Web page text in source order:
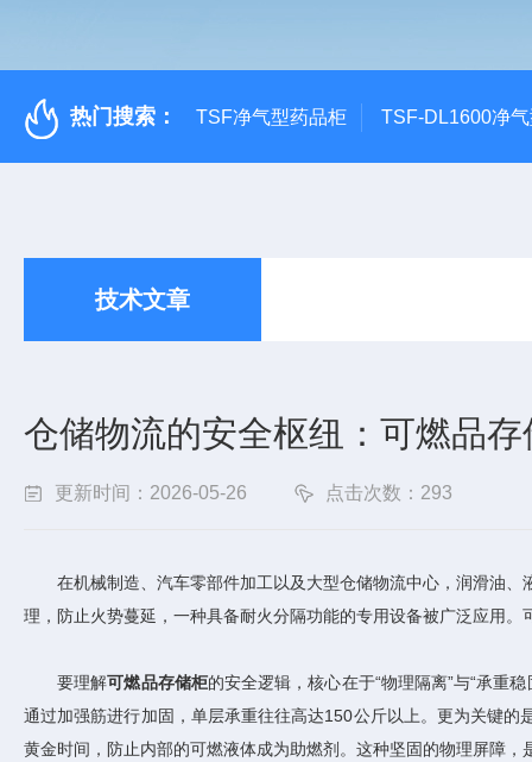
热门搜索： TSF净气型药品柜 TSF-DL1600净
技术文章
仓储物流的安全枢纽：可燃品
更新时间：2026-05-26 点击次数：293
在机械制造、汽车零部件加工以及大型仓储物流中心，润滑油、
理，防止火势蔓延，一种具备耐火分隔功能的专用设备被广泛应用
要理解可燃品存储柜的安全逻辑，核心在于“物理隔离”与“承重
通过加强筋进行加固，单层承重往往高达150公斤以上。更为关键
黄金时间，防止内部的可燃液体成为助燃剂。这种坚固的物理屏障，